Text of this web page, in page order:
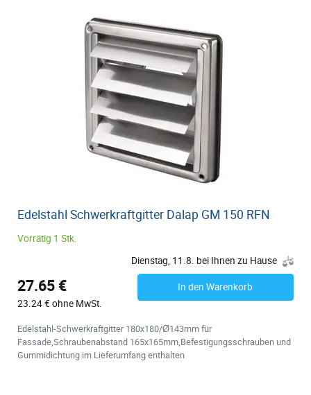
Edelstahl Schwerkraftgitter Dalap GM 150 RFN
Vorrätig 1 Stk.
Dienstag, 11.8. bei Ihnen zu Hause
27.65 €
23.24 € ohne MwSt.
In den Warenkorb
Edelstahl-Schwerkraftgitter 180x180/Ø143mm für
Fassade,Schraubenabstand 165x165mm,Befestigungsschrauben und
Gummidichtung im Lieferumfang enthalten